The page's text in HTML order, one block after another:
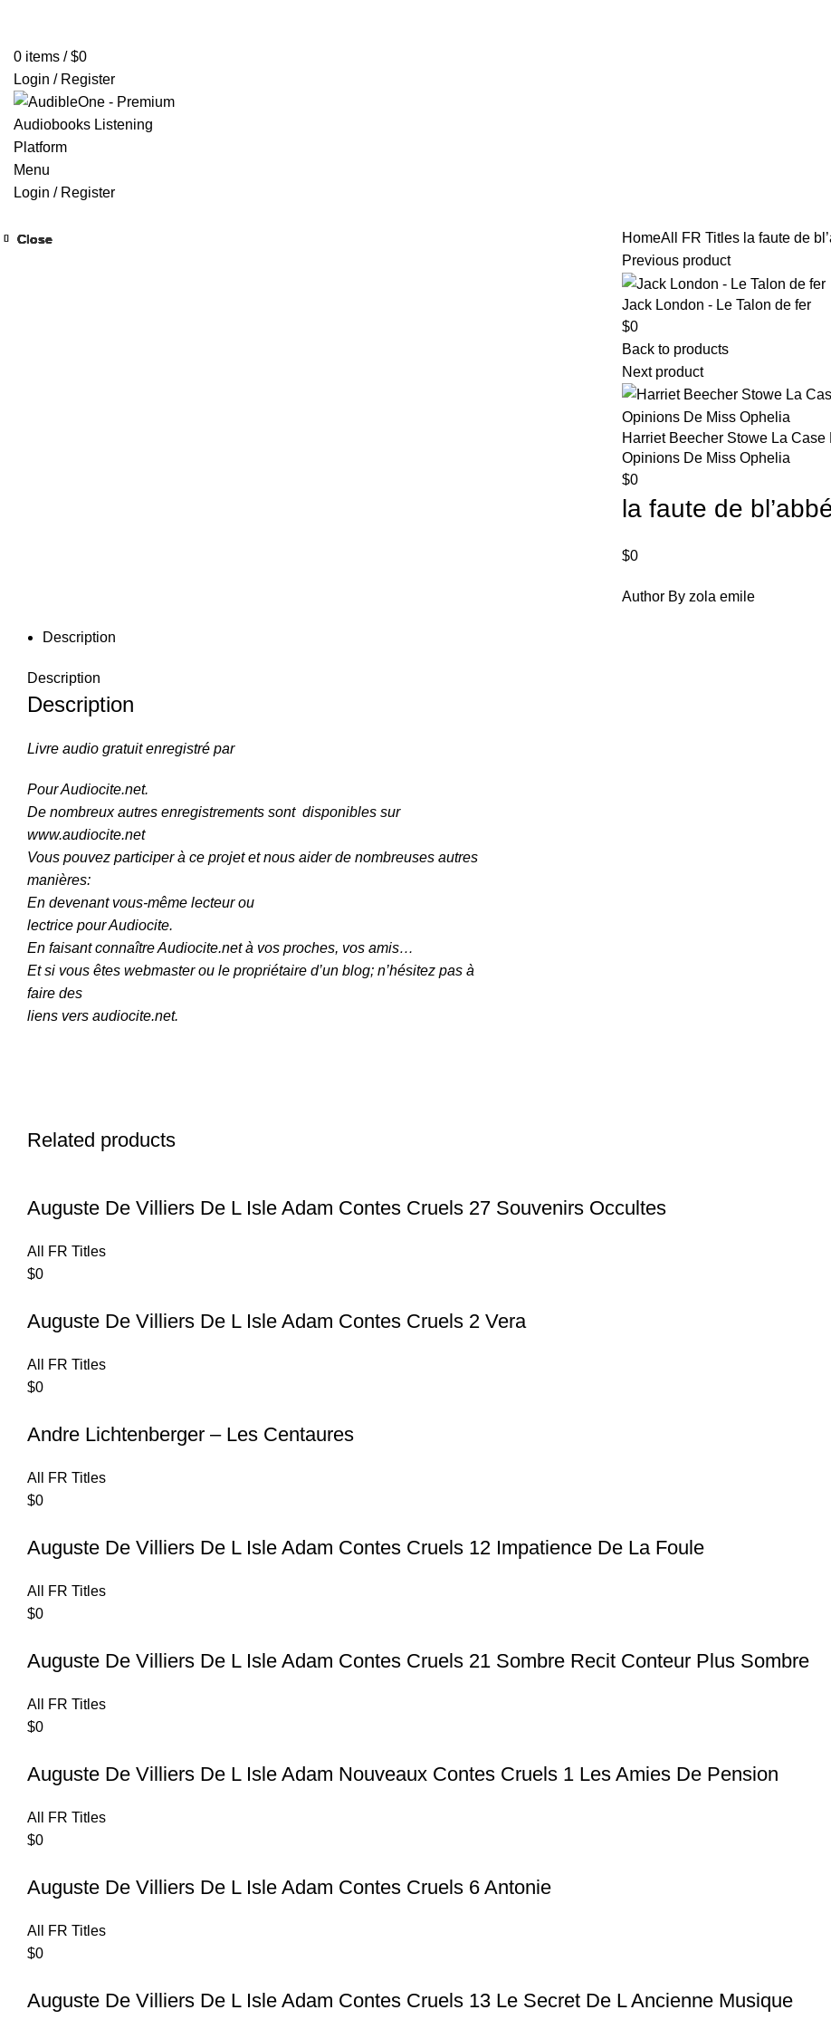
0 items / $0
Login / Register
Menu
Login / Register
HomeAll FR Titles la faute de
Previous product
Jack London - Le Talon de fer
$0
Back to products
Next product
Harriet Beecher Stowe La
Opinions De Miss Ophelia
$0
la faute de
$0
Author By zola emile
Description
Description
Description
Livre audio gratuit enregistré par
Pour Audiocite.net.
De nombreux autres enregistrements sont disponibles sur
www.audiocite.net
Vous pouvez participer à ce projet et nous aider de nombreuses autres
manières:
En devenant vous-même lecteur ou
lectrice pour Audiocite.
En faisant connaître Audiocite.net à vos proches, vos amis…
Et si vous êtes webmaster ou le propriétaire d’un blog; n’hésitez pas à
faire des
liens vers audiocite.net.
Related products
Close
Auguste De Villiers De L Isle Adam Contes Cruels 27 Souvenirs Occultes
All FR Titles
$0
Close
Auguste De Villiers De L Isle Adam Contes Cruels 2 Vera
All FR Titles
$0
Close
Andre Lichtenberger – Les Centaures
All FR Titles
$0
Close
Auguste De Villiers De L Isle Adam Contes Cruels 12 Impatience De La Foule
All FR Titles
$0
Close
Auguste De Villiers De L Isle Adam Contes Cruels 21 Sombre Recit Conteur Plus Sombre
All FR Titles
$0
Close
Auguste De Villiers De L Isle Adam Nouveaux Contes Cruels 1 Les Amies De Pension
All FR Titles
$0
Close
Auguste De Villiers De L Isle Adam Contes Cruels 6 Antonie
All FR Titles
$0
Close
Auguste De Villiers De L Isle Adam Contes Cruels 13 Le Secret De L Ancienne Musique